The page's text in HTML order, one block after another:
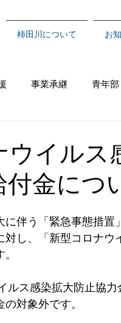
柿田川について お
事業承継 青年部
ウイルス
金につ
伴う「緊急事態措置
し、「新型コロナウ
ス感染拡大防止協力
対象外です。